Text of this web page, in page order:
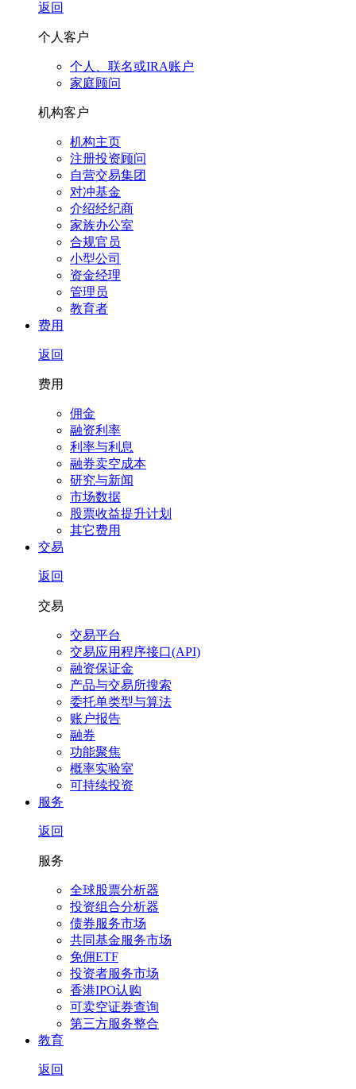
返回
个人客户
个人、联名或IRA账户
家庭顾问
机构客户
机构主页
注册投资顾问
自营交易集团
对冲基金
介绍经纪商
家族办公室
合规官员
小型公司
资金经理
管理员
教育者
费用
返回
费用
佣金
融资利率
利率与利息
融券卖空成本
研究与新闻
市场数据
股票收益提升计划
其它费用
交易
返回
交易
交易平台
交易应用程序接口(API)
融资保证金
产品与交易所搜索
委托单类型与算法
账户报告
融券
功能聚焦
概率实验室
可持续投资
服务
返回
服务
全球股票分析器
投资组合分析器
债券服务市场
共同基金服务市场
免佣ETF
投资者服务市场
香港IPO认购
可卖空证券查询
第三方服务整合
教育
返回